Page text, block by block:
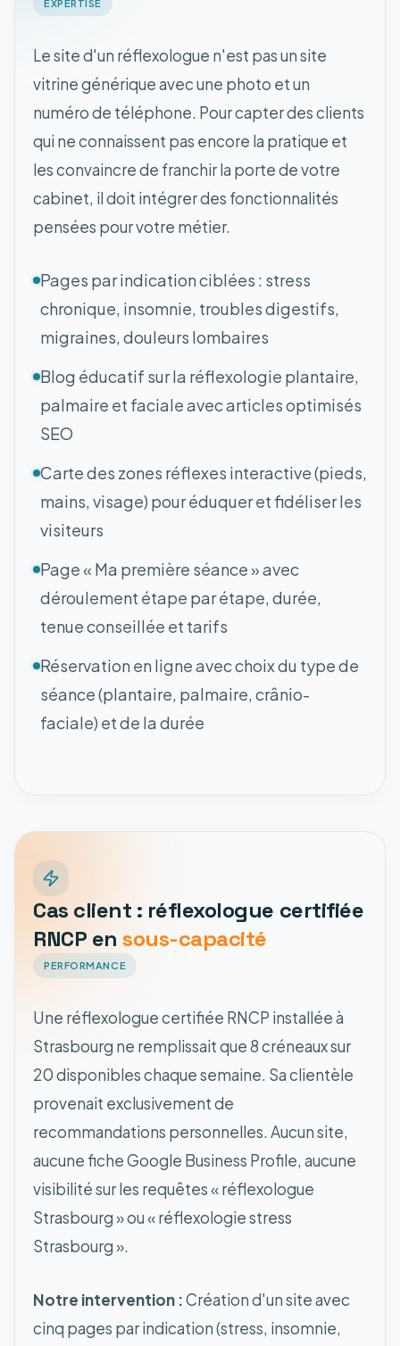
EXPERTISE
Le site d'un réflexologue n'est pas un site
vitrine générique avec une photo et un
numéro de téléphone. Pour capter des clients
qui ne connaissent pas encore la pratique et
les convaincre de franchir la porte de votre
cabinet, il doit intégrer des fonctionnalités
pensées pour votre métier.
Pages par indication ciblées : stress
chronique, insomnie, troubles digestifs,
migraines, douleurs lombaires
Blog éducatif sur la réflexologie plantaire,
palmaire et faciale avec articles optimisés
SEO
Carte des zones réflexes interactive (pieds,
mains, visage) pour éduquer et fidéliser les
visiteurs
Page « Ma première séance » avec
déroulement étape par étape, durée,
tenue conseillée et tarifs
Réservation en ligne avec choix du type de
séance (plantaire, palmaire, crânio-
faciale) et de la durée
Cas client : réflexologue certifiée
RNCP en sous-capacité
PERFORMANCE
Une réflexologue certifiée RNCP installée à
Strasbourg ne remplissait que 8 créneaux sur
20 disponibles chaque semaine. Sa clientèle
provenait exclusivement de
recommandations personnelles. Aucun site,
aucune fiche Google Business Profile, aucune
visibilité sur les requêtes « réflexologue
Strasbourg » ou « réflexologie stress
Strasbourg ».
Notre intervention :Création d'un site avec
cinq pages par indication (stress, insomnie,